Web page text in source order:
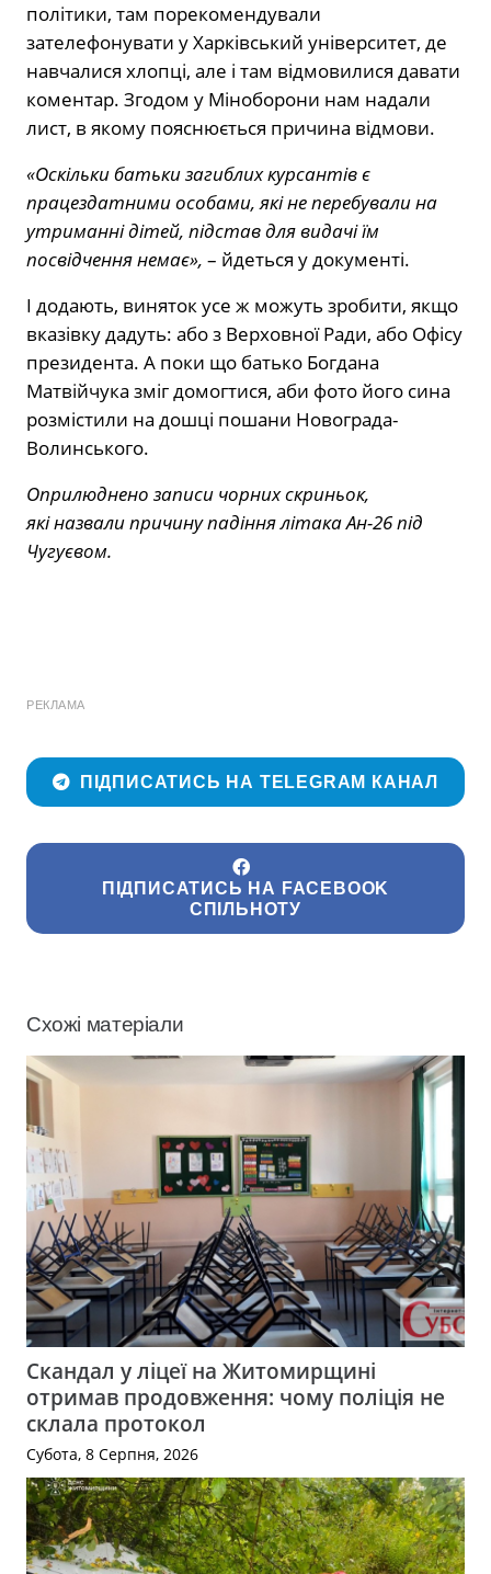
політики, там порекомендували
зателефонувати у Харківський університет, де
навчалися хлопці, але і там відмовилися давати
коментар. Згодом у Міноборони нам надали
лист, в якому пояснюється причина відмови.
«Оскільки батьки загиблих курсантів є
працездатними особами, які не перебували на
утриманні дітей, підстав для видачі їм
посвідчення немає», – йдеться у документі.
І додають, виняток усе ж можуть зробити, якщо
вказівку дадуть: або з Верховної Ради, або Офісу
президента. А поки що батько Богдана
Матвійчука зміг домогтися, аби фото його сина
розмістили на дошці пошани Новограда-
Волинського.
Оприлюднено записи чорних скриньок,
які назвали причину падіння літака Ан-26 під
Чугуєвом.
РЕКЛАМА
ПІДПИСАТИСЬ НА TELEGRAM КАНАЛ
ПІДПИСАТИСЬ НА FACEBOOK
СПІЛЬНОТУ
Схожі матеріали
Скандал у ліцеї на Житомирщині
отримав продовження: чому поліція не
склала протокол
Субота, 8 Серпня, 2026